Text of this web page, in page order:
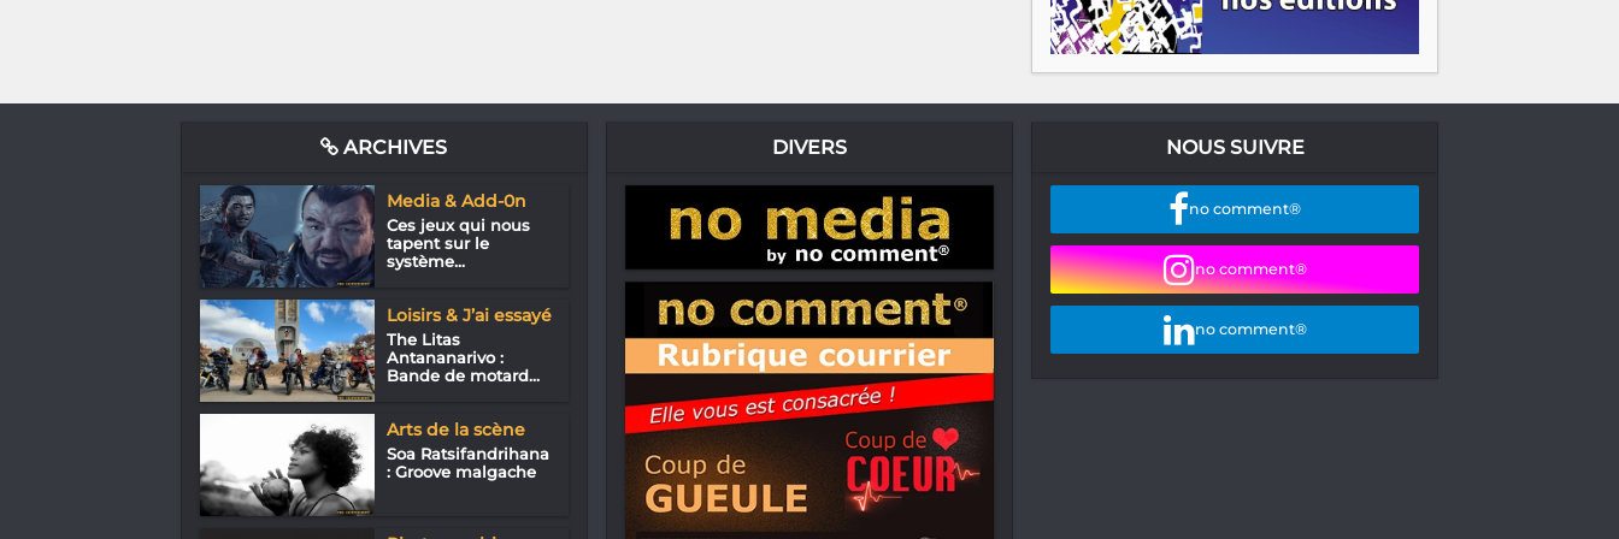
ARCHIVES
Media & Add-0n
Ces jeux qui nous
tapent sur le
système...
Loisirs & J’ai essayé
The Litas
Antananarivo :
Bande de motard...
Arts de la scène
Soa Ratsifandrihana
: Groove malgache
DIVERS NOUS SUIVRE
no comment®
no comment®
no comment®